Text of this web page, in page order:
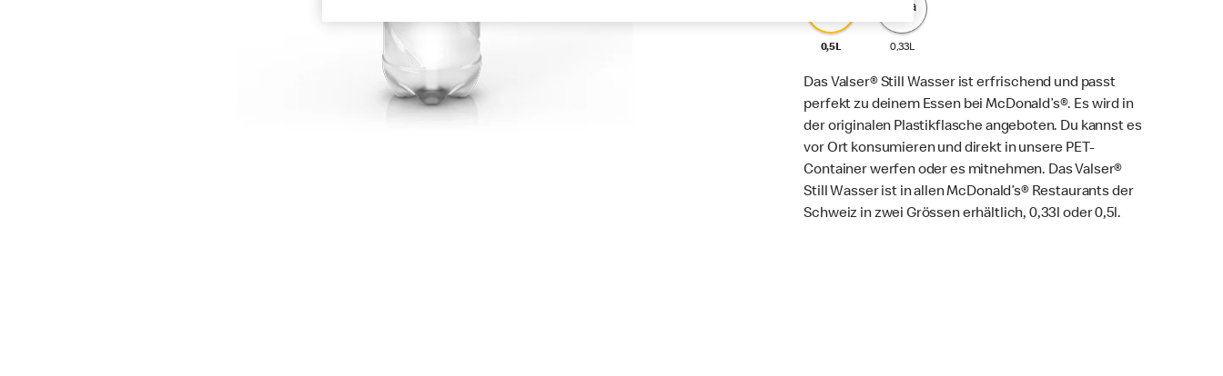
0,5L
Sma
0,33L
Das Valser® Still Wasser ist erfrischend und passt
perfekt zu deinem Essen bei McDonald’s®. Es wird in
der originalen Plastikflasche angeboten. Du kannst es
vor Ort konsumieren und direkt in unsere PET-
Container werfen oder es mitnehmen. Das Valser®
Still Wasser ist in allen McDonald’s® Restaurants der
Schweiz in zwei Grössen erhältlich, 0,33l oder 0,5l.